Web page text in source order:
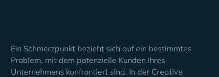
Ein Schmerzpunkt bezieht sich auf ein bestimmtes
Problem, mit dem potenzielle Kunden Ihres
Unternehmens konfrontiert sind. In der Creative